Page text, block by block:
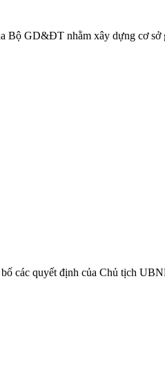
Bộ GD&ĐT nhằm xây dựng cơ
các quyết định của Chủ tịch